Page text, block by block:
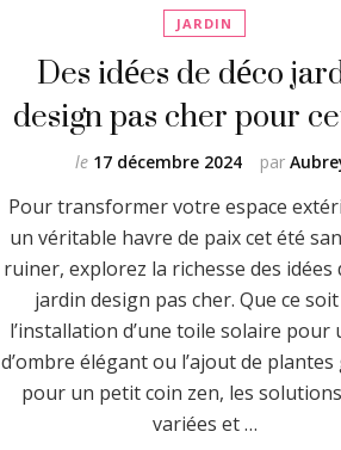
JARDIN
Des idées de déco
design pas cher pour
par
le 17 décembre 2024
Pour transformer votre espace
un véritable havre de paix cet été
ruiner, explorez la richesse des idées
jardin design pas cher. Que ce
l’installation d’une toile solaire pour
d’ombre élégant ou l’ajout de plantes
pour un petit coin zen, les
variées et …